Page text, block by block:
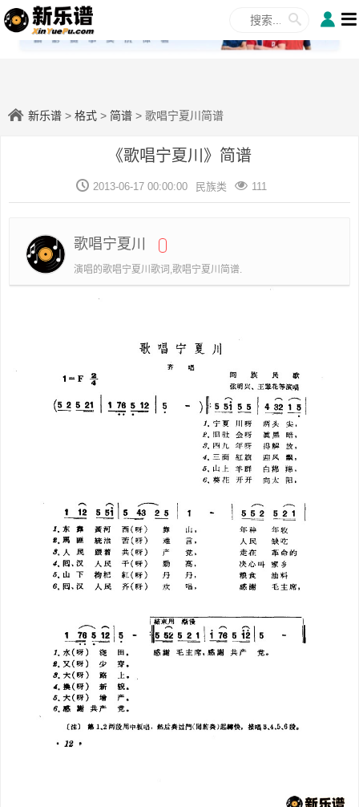
✕
新乐谱 > 格式 > 简谱 > 歌唱宁夏川简谱
《歌唱宁夏川》简谱
2013-06-17 00:00:00 民族类 111
歌唱宁夏川
演唱的歌唱宁夏川歌词,歌唱宁夏川简谱.